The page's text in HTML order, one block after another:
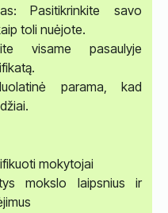
Pasitikrinkite savo
toli nuėjote.
visame pasaulyje
parama, kad
mokytojai
mokslo laipsnius ir